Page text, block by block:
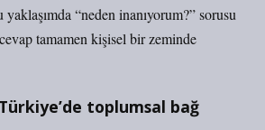
“neden inanıyorum?” sorusu
tamamen kişisel bir zeminde
toplumsal bağ